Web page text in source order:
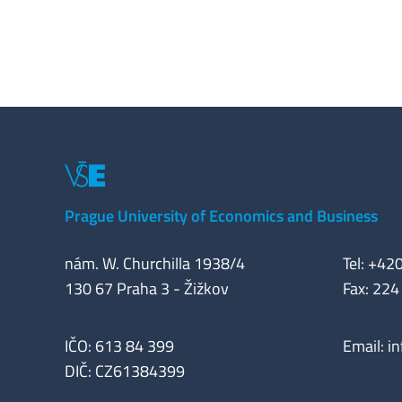
Prague University of Economics and Business
nám. W. Churchilla 1938/4
130 67 Praha 3 - Žižkov
Tel:
Fax:
IČO: 613 84 399
DIČ: CZ61384399
Email: